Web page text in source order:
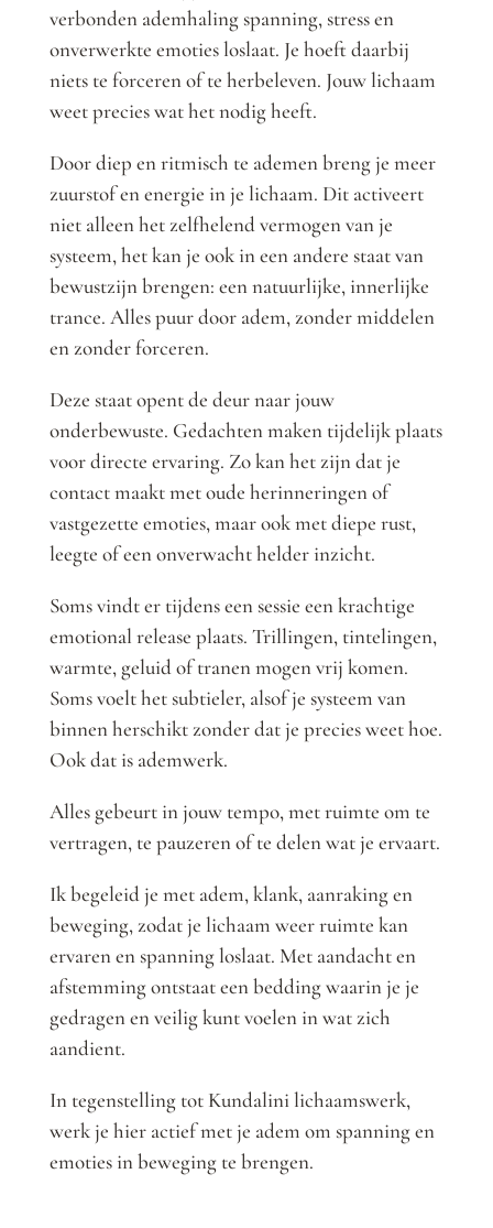
verbonden ademhaling spanning, stress en
onverwerkte emoties loslaat. Je hoeft daarbij
niets te forceren of te herbeleven. Jouw lichaam
weet precies wat het nodig heeft.
Door diep en ritmisch te ademen breng je meer
zuurstof en energie in je lichaam. Dit activeert
niet alleen het zelfhelend vermogen van je
systeem, het kan je ook in een andere staat van
bewustzijn brengen: een natuurlijke, innerlijke
trance. Alles puur door adem, zonder middelen
en zonder forceren.
Deze staat opent de deur naar jouw
onderbewuste. Gedachten maken tijdelijk plaats
voor directe ervaring. Zo kan het zijn dat je
contact maakt met oude herinneringen of
vastgezette emoties, maar ook met diepe rust,
leegte of een onverwacht helder inzicht.
Soms vindt er tijdens een sessie een krachtige
emotional release plaats. Trillingen, tintelingen,
warmte, geluid of tranen mogen vrij komen.
Soms voelt het subtieler, alsof je systeem van
binnen herschikt zonder dat je precies weet hoe.
Ook dat is ademwerk.
Alles gebeurt in jouw tempo, met ruimte om te
vertragen, te pauzeren of te delen wat je ervaart.
Ik begeleid je met adem, klank, aanraking en
beweging, zodat je lichaam weer ruimte kan
ervaren en spanning loslaat. Met aandacht en
afstemming ontstaat een bedding waarin je je
gedragen en veilig kunt voelen in wat zich
aandient.
In tegenstelling tot Kundalini lichaamswerk,
werk je hier actief met je adem om spanning en
emoties in beweging te brengen.